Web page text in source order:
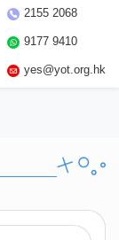
2155 2068
9177 9410
yes@yot.org.hk